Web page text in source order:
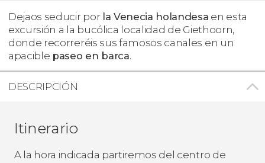
Dejaos seducir por la Venecia holandesa en esta
excursión a la bucólica localidad de Giethoorn,
donde recorreréis sus famosos canales en un
apacible paseo en barca.
DESCRIPCIÓN
Itinerario
A la hora indicada partiremos del centro de